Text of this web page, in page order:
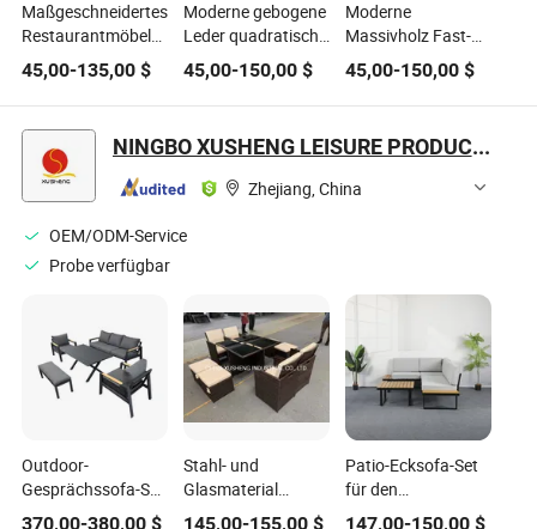
Maßgeschneidertes
Restaurantmöbelset
mit Essstühlen und
langen
Sofastühlen,
grenzüberschreitender
Samt, runder
Rücken,
geschwungener
Stuhl
45,00-135,00 $
Moderne gebogene
Leder quadratische
Holz Pizza Shop
Café Restaurant
Bank Sitzmöbel
Tisch Set
45,00-150,00$
Moderne
Massivholz Fast-
Food
Kaffeehausmöbel
Doppelseitige Bank
Tisch- und Stuhlset
45,00-150,00$
NINGBO XUSHENG LEISURE PRODUCTS CO., LTD.
Zhejiang, China
OEM/ODM-Service
Probe verfügbar
Outdoor-
Gesprächssofa-Set
Aluminium Kd
370,00-380,00 $
Stahl- und
Glasmaterial
Rattanmöbel
145,00-155,00$
Patio-Ecksofa-Set
für den
Außenbereich,
147,00-150,00$